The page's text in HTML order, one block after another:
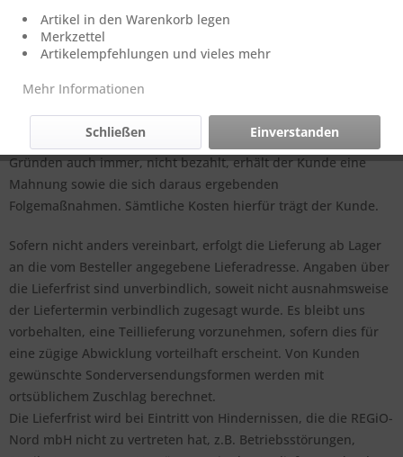
werden. Das heißt, der Kunde tätigt eine Bezahlung der
bestellten Waren vorab durch Onlinebanking oder
Vorabüberweisung. Erst wenn die REGiO-Nord mbH den
Versand. Bei Online Bestellungen erhält der Kunde eine
automatisch generierte Email und wird so über die zu
zahlende Summe informiert. Wird eine Rechnung, aus welchen
Gründen auch immer, nicht bezahlt, erhält der Kunde eine
Mahnung sowie die sich daraus ergebenden
Folgemaßnahmen. Sämtliche Kosten hierfür trägt der Kunde.
Sofern nicht anders vereinbart, erfolgt die Lieferung ab Lager
an die vom Besteller angegebene Lieferadresse. Angaben über
die Lieferfrist sind unverbindlich, soweit nicht ausnahmsweise
der Liefertermin verbindlich zugesagt wurde. Es bleibt uns
vorbehalten, eine Teillieferung vorzunehmen, sofern dies für
eine zügige Abwicklung vorteilhaft erscheint. Von Kunden
gewünschte Sonderversendungsformen werden mit
ortsüblichem Zuschlag berechnet.
Die Lieferfrist wird bei Eintritt von Hindernissen, die die REGiO-
Nord mbH nicht zu vertreten hat, z.B. Betriebsstörungen,
Artikel in den Warenkorb legen
Merkzettel
Artikelempfehlungen und vieles mehr
Mehr Informationen
Einverstanden
Schließen